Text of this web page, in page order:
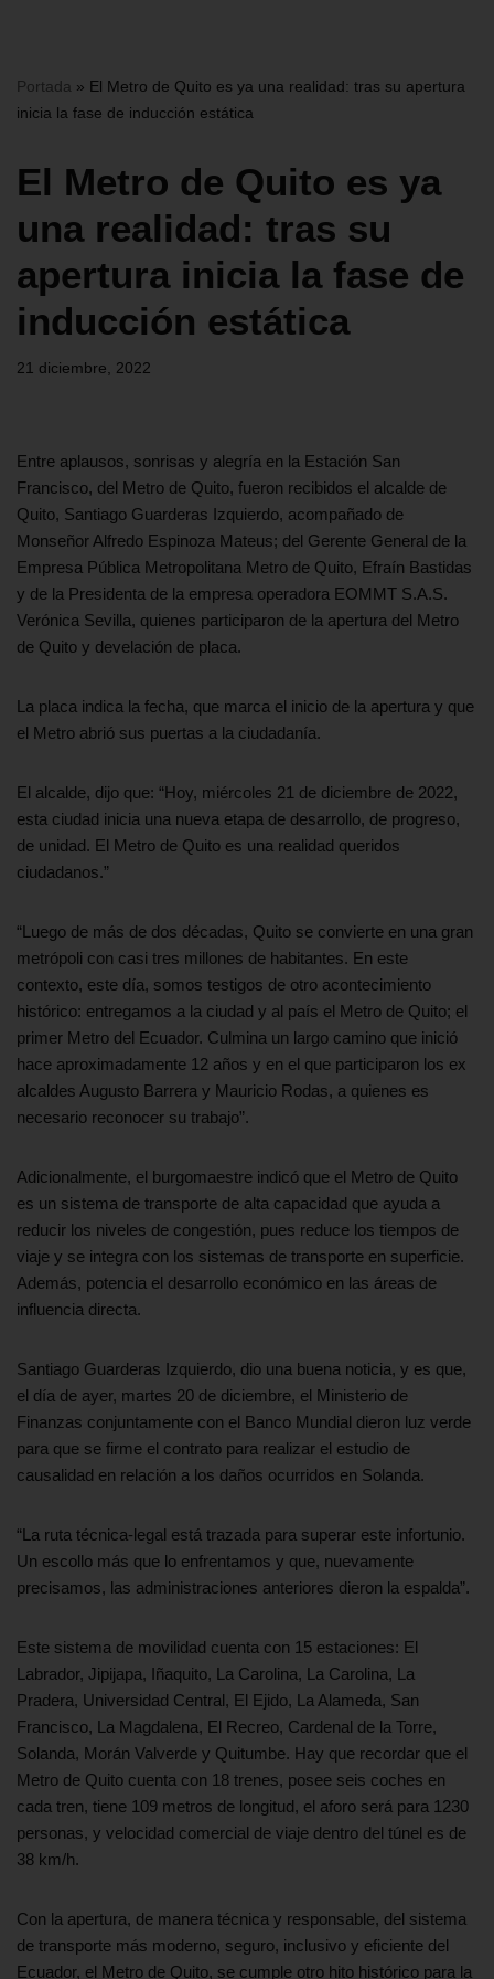
Portada » El Metro de Quito es ya una realidad: tras su apertura
inicia la fase de inducción estática
El Metro de Quito es ya
una realidad: tras su
apertura inicia la fase de
inducción estática
21 diciembre, 2022
Entre aplausos, sonrisas y alegría en la Estación San
Francisco, del Metro de Quito, fueron recibidos el alcalde de
Quito, Santiago Guarderas Izquierdo, acompañado de
Monseñor Alfredo Espinoza Mateus; del Gerente General de la
Empresa Pública Metropolitana Metro de Quito, Efraín Bastidas
y de la Presidenta de la empresa operadora EOMMT S.A.S.
Verónica Sevilla, quienes participaron de la apertura del Metro
de Quito y develación de placa.
La placa indica la fecha, que marca el inicio de la apertura y que
el Metro abrió sus puertas a la ciudadanía.
El alcalde, dijo que: “Hoy, miércoles 21 de diciembre de 2022,
esta ciudad inicia una nueva etapa de desarrollo, de progreso,
de unidad. El Metro de Quito es una realidad queridos
ciudadanos.”
“Luego de más de dos décadas, Quito se convierte en una gran
metrópoli con casi tres millones de habitantes. En este
contexto, este día, somos testigos de otro acontecimiento
histórico: entregamos a la ciudad y al país el Metro de Quito; el
primer Metro del Ecuador. Culmina un largo camino que inició
hace aproximadamente 12 años y en el que participaron los ex
alcaldes Augusto Barrera y Mauricio Rodas, a quienes es
necesario reconocer su trabajo”.
Adicionalmente, el burgomaestre indicó que el Metro de Quito
es un sistema de transporte de alta capacidad que ayuda a
reducir los niveles de congestión, pues reduce los tiempos de
viaje y se integra con los sistemas de transporte en superficie.
Además, potencia el desarrollo económico en las áreas de
influencia directa.
Santiago Guarderas Izquierdo, dio una buena noticia, y es que,
el día de ayer, martes 20 de diciembre, el Ministerio de
Finanzas conjuntamente con el Banco Mundial dieron luz verde
para que se firme el contrato para realizar el estudio de
causalidad en relación a los daños ocurridos en Solanda.
“La ruta técnica-legal está trazada para superar este infortunio.
Un escollo más que lo enfrentamos y que, nuevamente
precisamos, las administraciones anteriores dieron la espalda”.
Este sistema de movilidad cuenta con 15 estaciones: El
Labrador, Jipijapa, Iñaquito, La Carolina, La Carolina, La
Pradera, Universidad Central, El Ejido, La Alameda, San
Francisco, La Magdalena, El Recreo, Cardenal de la Torre,
Solanda, Morán Valverde y Quitumbe. Hay que recordar que el
Metro de Quito cuenta con 18 trenes, posee seis coches en
cada tren, tiene 109 metros de longitud, el aforo será para 1230
personas, y velocidad comercial de viaje dentro del túnel es de
38 km/h.
Con la apertura, de manera técnica y responsable, del sistema
de transporte más moderno, seguro, inclusivo y eficiente del
Ecuador, el Metro de Quito, se cumple otro hito histórico para la